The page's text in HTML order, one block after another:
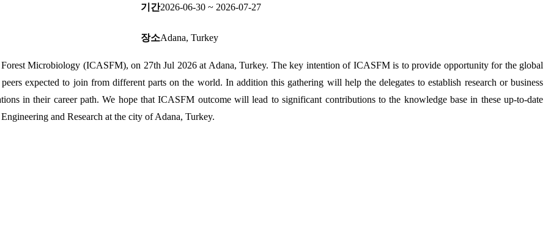
기간2026-06-30 ~ 2026-07-27
장소Adana, Turkey
Microbiology (ICASFM), on 27th Jul 2026 at Adana, Turkey. The key intention of ICASFM is to provide opportunity for the global
expected to join from different parts on the world. In addition this gathering will help the delegates to establish research or business
in their career path. We hope that ICASFM outcome will lead to significant contributions to the knowledge base in these up-to-date
and Research at the city of Adana, Turkey.